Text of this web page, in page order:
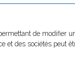
de modifier
et des sociétés peut